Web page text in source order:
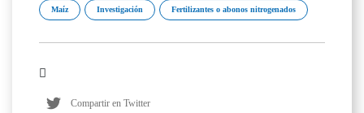
Maíz Investigación Fertilizantes o abonos nitrogenados
Compartir en Twitter